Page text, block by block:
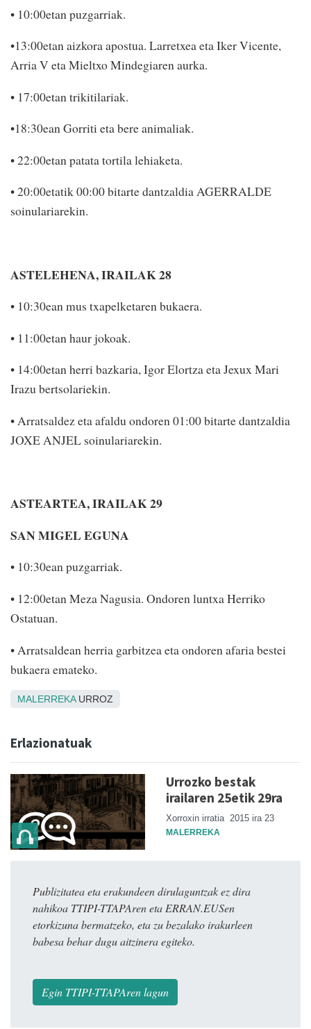
• 10:00etan puzgarriak.
•13:00etan aizkora apostua. Larretxea eta Iker Vicente,
Arria V eta Mieltxo Mindegiaren aurka.
• 17:00etan trikitilariak.
•18:30ean Gorriti eta bere animaliak.
• 22:00etan patata tortila lehiaketa.
• 20:00etatik 00:00 bitarte dantzaldia AGERRALDE
soinulariarekin.
ASTELEHENA, IRAILAK 28
• 10:30ean mus txapelketaren bukaera.
• 11:00etan haur jokoak.
• 14:00etan herri bazkaria, Igor Elortza eta Jexux Mari
Irazu ber­tsolariekin.
• Arratsaldez eta afaldu ondoren 01:00 bitarte dantzaldia
JOXE ANJEL soinulariarekin.
ASTEARTEA, IRAILAK 29
SAN MIGEL EGUNA
• 10:30ean puzgarriak.
• 12:00etan Meza Nagusia. Ondoren lun­txa Herriko
Ostatuan.
• Arratsaldean herria garbitzea eta ondoren afaria bestei
bukaera emateko.
MALERREKAURROZ
Erlazionatuak
Urrozko bestak
irailaren 25etik 29ra
Xorroxin irratia 2015 ira 23
MALERREKA
Publizitatea eta erakundeen dirulaguntzak ez dira
nahikoa TTIPI-TTAPAren eta ERRAN.EUSen
etorkizuna bermatzeko, eta zu bezalako irakurleen
babesa behar dugu aitzinera egiteko.
Egin TTIPI-TTAPAren lagun